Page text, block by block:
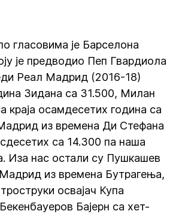
гласовима је Барселона
је предводио Пеп Гвардиола
Реал Мадрид (2016-18)
Зидана са 31.500, Милан
краја осамдесетих година са
из времена Ди Стефана
са 14.300 па наша
Иза нас остали су Пушкашев
из времена Бутрагења,
освајач Купа
Бајерн са хет-